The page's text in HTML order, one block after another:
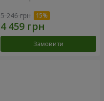
5 246 грн
Замовити